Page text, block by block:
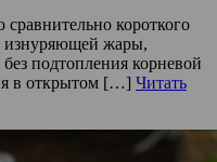
короткого
изнуряющей жары,
подтопления корневой
в открытом […] Читать